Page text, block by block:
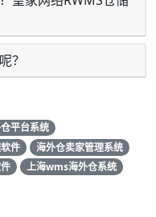
？
平台系统
件
海外仓卖家管理系统
上海wms海外仓系统